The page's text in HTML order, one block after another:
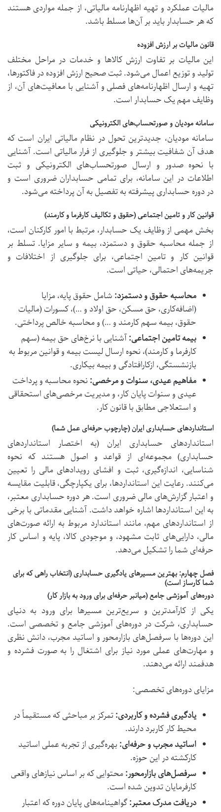
مالیات عملکرد و تهیه اظهارنامه مالیاتی، از جمله مواردی هستند
که هر حسابدار باید بر آن‌ها مسلط باشد.
قانون مالیات بر ارزش افزوده
این مالیات بر تفاوت ارزش کالاها و خدمات در مراحل مختلف
تولید و توزیع اعمال می‌شود. ثبت صحیح ارزش افزوده در فاکتورها،
تهیه و ارسال اظهارنامه‌های فصلی و آشنایی با معافیت‌های آن، از
وظایف مهم یک حسابدار است.
سامانه مودیان و صورتحساب‌های الکترونیکی
سامانه مودیان، جدیدترین تحول در نظام مالیاتی ایران است که
هدف آن شفافیت بیشتر و جلوگیری از فرار مالیاتی است. آشنایی
با نحوه صدور و ارسال صورتحساب‌های الکترونیکی و ثبت
اطلاعات در این سامانه، برای تمامی حسابداران ضروری است و
در دوره حسابداریپیشرفته به تفصیل به آن پرداخته می‌شود.
قوانین کار و تامین اجتماعی (حقوق و تکالیف کارفرما و کارمند)
بخش مهمی از وظایف یک حسابدار، مرتبط با امور کارکنان است،
از جمله محاسبه حقوق و دستمزد، بیمه و سایر مزایا. تسلط بر
قوانین کار و تامین اجتماعی، برای جلوگیری از اختلافات و
جریمه‌های احتمالی، حیاتی است.
محاسبه حقوق و دستمزد: شامل حقوق پایه، مزایا
(اضافه‌کاری، حق مسکن، حق اولاد و …)، کسورات (مالیات
حقوق، بیمه سهم کارمند و …) و محاسبه خالص پرداختی.
بیمه تامین اجتماعی:آشنایی با نرخ‌های حق بیمه (سهم
کارفرما و کارمند)، نحوه ارسال لیست بیمه و قوانین مربوط به
بازنشستگی، ازکارافتادگی و بیمه بیکاری.
مفاهیم عیدی، سنوات و مرخصی: نحوه محاسبه و پرداخت
عیدی و سنوات پایان کار، و مدیریت مرخصی‌های استحقاقی
و استعلاجی مطابق با قانون کار.
استانداردهای حسابداری ایران (چارچوب حرفه‌ای عمل شما)
استانداردهای حسابداری ایران (به اختصار استانداردهای
حسابداری) مجموعه‌ای از قواعد و اصول هستند که نحوه
شناسایی، اندازه‌گیری، ثبت و افشای رویدادهای مالی را تعیین
می‌کنند. رعایت این استانداردها، برای یکپارچگی، قابلیت مقایسه
و اعتبار گزارش‌های مالی ضروری است. هر دوره حسابداری معتبر،
به این استانداردها اشاره خواهد داشت. آشنایی مقدماتی با برخی
از استانداردهای مهم، مانند استاندارد مربوط به ارائه صورت‌های
مالی، دارایی‌های ثابت مشهود، و موجودی کالا، پایه و اساس کار
حرفه‌ای شما را تشکیل می‌دهد.
فصل چهارم: بهترین مسیرهای یادگیری حسابداری (انتخاب راهی که برای
شما کارساز است)
دوره‌های آموزشی جامع (میانبر حرفه‌ای برای ورود به بازار کار)
یکی از کارآمدترین و سریع‌ترین مسیرها برای ورود به دنیای
حسابداری، شرکت در دوره‌های آموزشی جامع و تخصصی است.
این دوره‌ها با سرفصل‌های بازارمحور و اساتید مجرب، دانش نظری
و مهارت‌های عملی مورد نیاز برای اشتغال را به صورت فشرده و
هدفمند ارائه می‌دهند.
مزایای دوره‌های تخصصی:
یادگیری فشرده و کاربردی:تمرکز بر مباحثی که مستقیماً در
محیط کار کاربرد دارند.
اساتید مجرب و حرفه‌ای: بهره‌گیری از تجربه عملی اساتید
کارکشته در این حوزه.
سرفصل‌های بازارمحور:محتوایی که بر اساس نیازهای واقعی
کارفرمایان تدوین شده است.
دریافت مدرک معتبر:گواهینامه‌های پایان دوره که اعتبار